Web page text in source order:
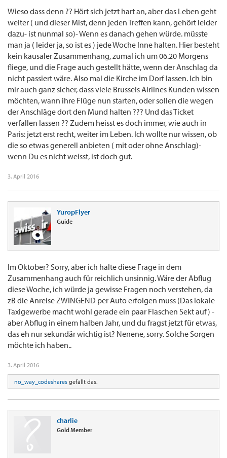
Wieso dass denn ?? Hört sich jetzt hart an, aber das Leben geht
weiter ( und dieser Mist, denn jeden Treffen kann, gehört leider
dazu- ist nunmal so)- Wenn es danach gehen würde. müsste
man ja ( leider ja, so ist es ) jede Woche Inne halten. Hier besteht
kein kausaler Zusammenhang, zumal ich um 06.20 Morgens
fliege, und die Frage auch gestellt hätte, wenn der Anschlag da
nicht passiert wäre. Also mal die Kirche im Dorf lassen. Ich bin
mir auch ganz sicher, dass viele Brussels Airlines Kunden wissen
möchten, wann ihre Flüge nun starten, oder sollen die wegen
der Anschläge dort den Mund halten ??? Und das Ticket
verfallen lassen ?? Zudem heisst es doch immer, wie auch in
Paris: jetzt erst recht, weiter im Leben. Ich wollte nur wissen, ob
die so etwas generell anbieten ( mit oder ohne Anschlag)-
wenn Du es nicht weisst, ist doch gut.
3. April 2016
YuropFlyer
Guide
Im Oktober? Sorry, aber ich halte diese Frage in dem
Zusammenhang auch für reichlich unsinnig. Wäre der Abflug
diese Woche, ich würde ja gewisse Fragen noch verstehen, da
zB die Anreise ZWINGEND per Auto erfolgen muss (Das lokale
Taxigewerbe macht wohl gerade ein paar Flaschen Sekt auf) -
aber Abflug in einem halben Jahr, und du fragst jetzt für etwas,
das eh nur sekundär wichtig ist? Nenene, sorry. Solche Sorgen
möchte ich haben..
3. April 2016
no_way_codeshares gefällt das.
charlie
Gold Member